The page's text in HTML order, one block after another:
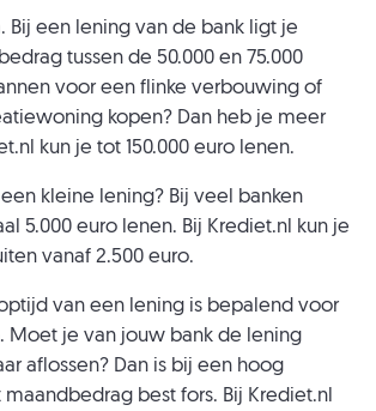
. Bij een lening van de bank ligt je
tussen de 50.000 en 75.000
voor een flinke verbouwing of
kopen? Dan heb je meer
kun je tot 150.000 euro lenen.
kleine lening? Bij veel banken
5.000 euro lenen. Bij Krediet.nl kun je
vanaf 2.500 euro.
van een lening is bepalend voor
Moet je van jouw bank de lening
aflossen? Dan is bij een hoog
best fors. Bij Krediet.nl